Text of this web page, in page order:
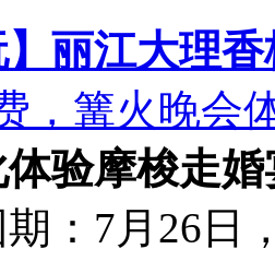
】丽江大理
，篝火晚会
验摩梭走婚
期：7月26日